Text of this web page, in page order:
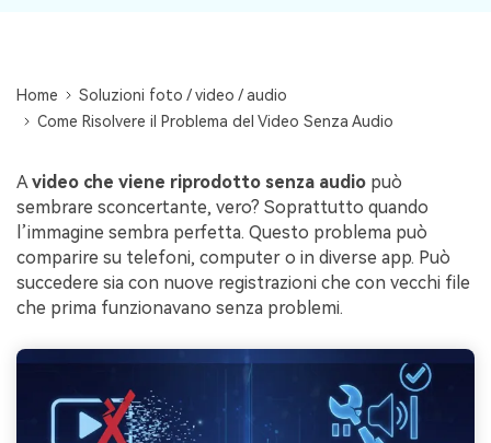
TROVA ALTRE SOLUZIONI
Home
Soluzioni foto / video / audio
Come Risolvere il Problema del Video Senza Audio
Avideo che viene riprodotto senza audio può
sembrare sconcertante, vero? Soprattutto quando
l’immagine sembra perfetta. Questo problema può
comparire su telefoni, computer o in diverse app. Può
succedere sia con nuove registrazioni che con vecchi file
che prima funzionavano senza problemi.